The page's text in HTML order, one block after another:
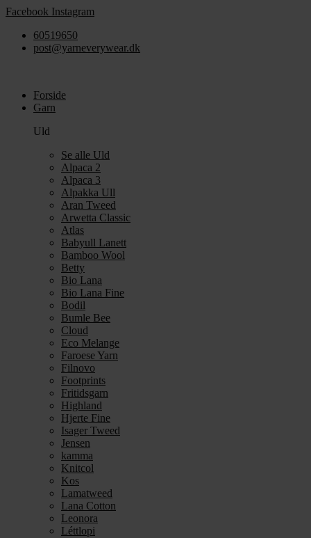
Videre
indhold
Facebook Instagram
60519650
post@yarneverywear.dk
Forside
Garn
Uld
Se alle Uld
Alpaca 2
Alpaca 3
Alpakka Ull
Aran Tweed
Arwetta Classic
Atlas
Babyull Lanett
Bamboo Wool
Betty
Bio Lana
Bio Lana Fine
Bodil
Bumle Bee
Cloud
Eco Melange
Faroese Yarn
Filnovo
Footprints
Fritidsgarn
Highland
Hjerte Fine
Isager Tweed
Jensen
kamma
Knitcol
Kos
Lamatweed
Lana Cotton
Leonora
Léttlopi